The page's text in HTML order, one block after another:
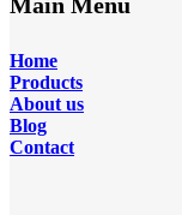
Home
Products
About us
Blog
Contact